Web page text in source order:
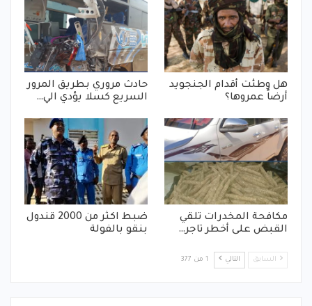
هل وطئت أقدام الجنجويد
أرضاً عمروها؟
حادث مروري بطريق المرور
السريع كسلا يؤدي الي…
مكافحة المخدرات تلقي
القبض على أخطر تاجر…
ضبط اكثر من 2000 قندول
بنقو بالفولة
السابق التالي 1 من 377